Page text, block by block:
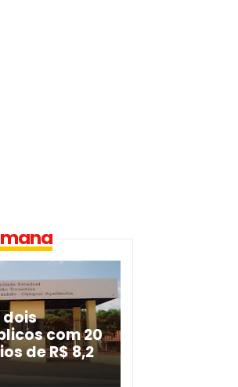
dois
com 20
de R$ 8,2